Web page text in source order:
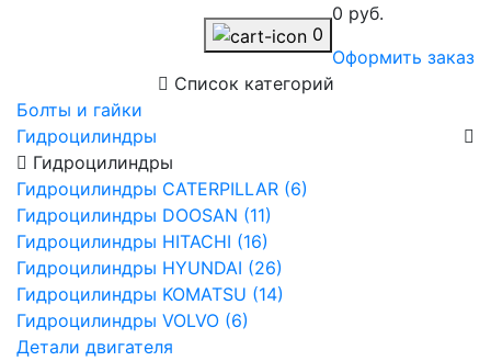
0
0 руб.
Оформить заказ
Список категорий
Болты и гайки
Гидроцилиндры
Гидроцилиндры
Гидроцилиндры CATERPILLAR (6)
Гидроцилиндры DOOSAN (11)
Гидроцилиндры HITACHI (16)
Гидроцилиндры HYUNDAI (26)
Гидроцилиндры KOMATSU (14)
Гидроцилиндры VOLVO (6)
Детали двигателя